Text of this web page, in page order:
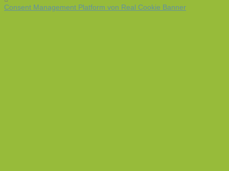
Consent Management Platform von Real Cookie Banner